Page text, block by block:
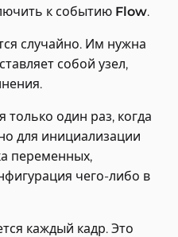
к событию Flow.
случайно. Им нужна
собой узел,
только один раз, когда
для инициализации
переменных,
чего-либо в
каждый кадр. Это